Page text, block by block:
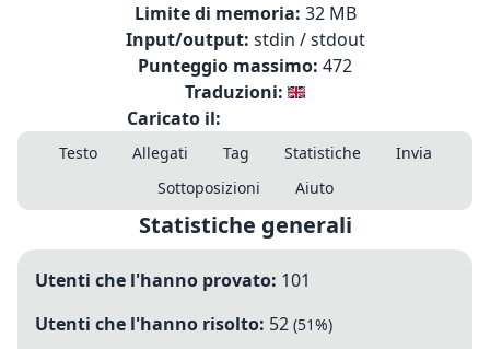
Limite di memoria: 32 MB
Input/output: stdin / stdout
Punteggio massimo: 472
Traduzioni:
Caricato il:
Testo Allegati Tag Statistiche
Invia
Sottoposizioni
Aiuto
Statistiche generali
Utenti che l'hanno provato: 101
Utenti che l'hanno risolto: 52 (51%)